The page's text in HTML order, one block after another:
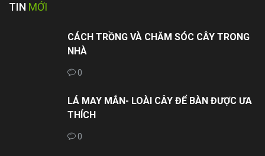
TIN MỚI
CÁCH TRỒNG VÀ CHĂM SÓC CÂY TRONG
NHÀ
0
LÁ MAY MẮN- LOÀI CÂY ĐỂ BÀN ĐƯỢC ƯA
THÍCH
0